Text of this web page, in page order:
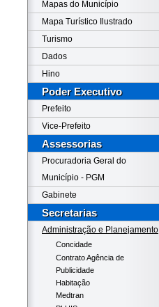
Mapas do Município
Mapa Turístico Ilustrado
Turismo
Dados
Hino
Poder Executivo
Prefeito
Vice-Prefeito
Assessorias
Procuradoria Geral do
Município - PGM
Gabinete
Secretarias
Administração e Planejamento
Concidade
Contrato Agência de
Publicidade
Habitação
Medtran